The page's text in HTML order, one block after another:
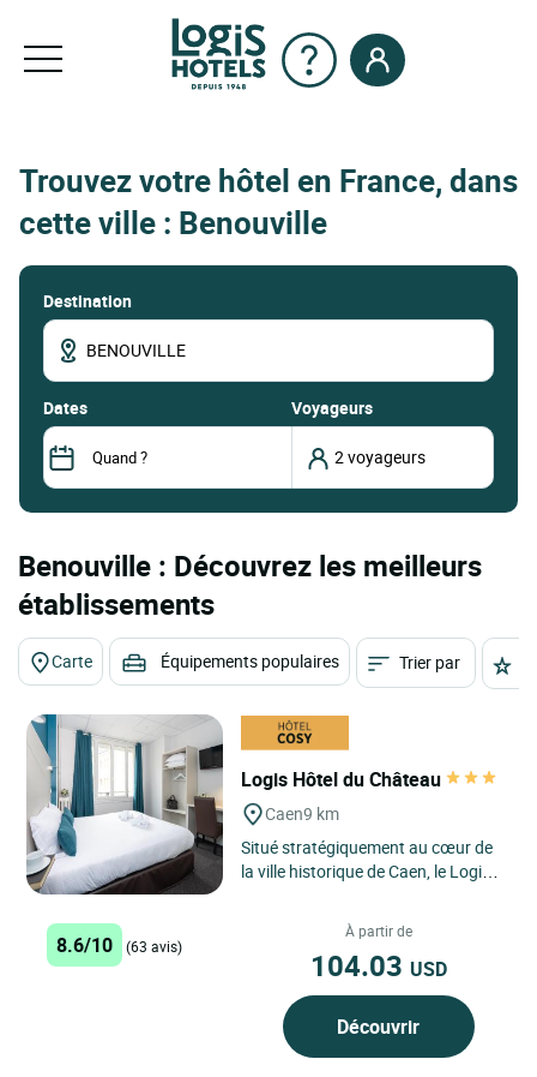
Trouvez votre hôtel en France, dans
cette ville : Benouville
Destination
dates Voyageurs
Benouville : Découvrez les meilleurs
établissements
Carte Équipements populaires Trier par
Logis Hôtel du Château
Caen9 km
Situé stratégiquement au cœur de
la ville historique de Caen, le Logis
8.6/10 (63 avis)
À partir de
104.03 USD
Découvrir